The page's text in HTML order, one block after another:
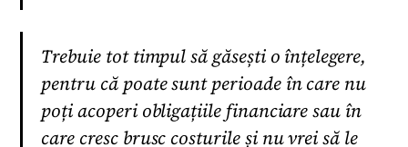
Trebuie tot timpul să găsești o înțelegere,
pentru că poate sunt perioade în care nu
poți acoperi obligațiile financiare sau în
care cresc brusc costurile și nu vrei să le